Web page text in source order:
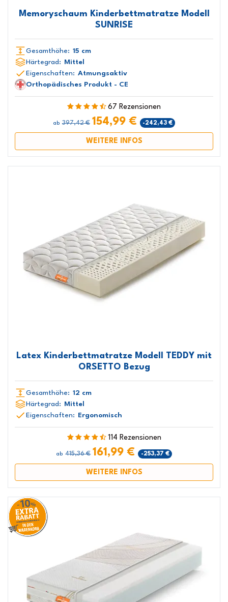
Memoryschaum Kinderbettmatratze Modell
SUNRISE
Gesamthöhe: 15 cm
Härtegrad: Mittel
Eigenschaften: Atmungsaktiv
Orthopädisches Produkt - CE
67 Rezensionen
ab 397,42 € 154,99 € -242,43 €
WEITERE INFOS
Latex Kinderbettmatratze Modell TEDDY mit
ORSETTO Bezug
Gesamthöhe: 12 cm
Härtegrad:
Mittel
Eigenschaften:
Ergonomisch
114 Rezensionen
ab 415,36 € 161,99 € -253,37 €
WEITERE INFOS